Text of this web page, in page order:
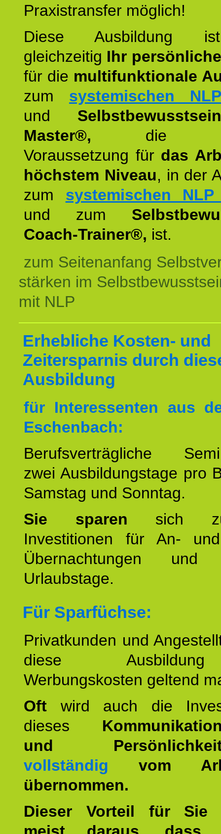
Praxistransfer möglich!
Diese Ausbildung
gleichzeitig Ihr
für die multifunktionale
zum systemischen
und
Master®, die
Voraussetzung für das
höchstem Niveau, in der
zum systemischen
und zum
Coach-Trainer®, ist.
zum Seitenanfang
stärken im
mit NLP
Erhebliche Kosten- und
Zeitersparnis durch
Ausbildung
für Interessenten aus
Eschenbach:
Berufsverträgliche
zwei Ausbildungstage pro
Samstag und Sonntag.
Sie sparen sich
Investitionen für An-
Übernachtungen und
Urlaubstage.
Für Sparfüchse:
Privatkunden und
diese
Werbungskosten geltend
Oft wird auch die
dieses
und
vollständig vom
übernommen.
Dieser Vorteil für Sie